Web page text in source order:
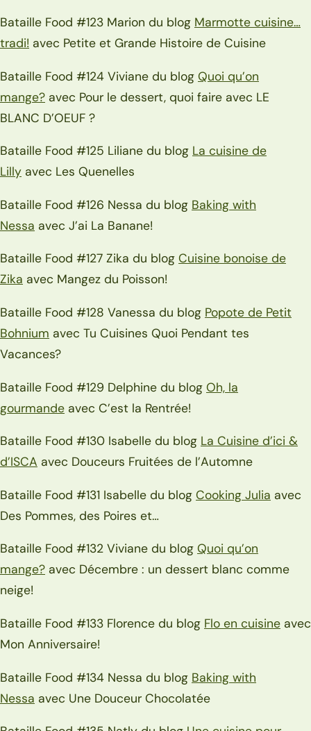
Bataille Food #123 Marion du blog Marmotte cuisine…
tradi! avec Petite et Grande Histoire de Cuisine
Bataille Food #124 Viviane du blog Quoi qu’on
mange? avec Pour le dessert, quoi faire avec LE
BLANC D’OEUF ?
Bataille Food #125 Liliane du blog La cuisine de
Lilly avec Les Quenelles
Bataille Food #126 Nessa du blog Baking with
Nessa avec J’ai La Banane!
Bataille Food #127 Zika du blog Cuisine bonoise de
Zika avec Mangez du Poisson!
Bataille Food #128 Vanessa du blog Popote de Petit
Bohnium avec Tu Cuisines Quoi Pendant tes
Vacances?
Bataille Food #129 Delphine du blog Oh, la
gourmande avec C’est la Rentrée!
Bataille Food #130 Isabelle du blog La Cuisine d’ici &
d’ISCA avec Douceurs Fruitées de l’Automne
Bataille Food #131 Isabelle du blog Cooking Julia avec
Des Pommes, des Poires et…
Bataille Food #132 Viviane du blog Quoi qu’on
mange? avec Décembre : un dessert blanc comme
neige!
Bataille Food #133 Florence du blog Flo en cuisine avec
Mon Anniversaire!
Bataille Food #134 Nessa du blog Baking with
Nessa avec Une Douceur Chocolatée